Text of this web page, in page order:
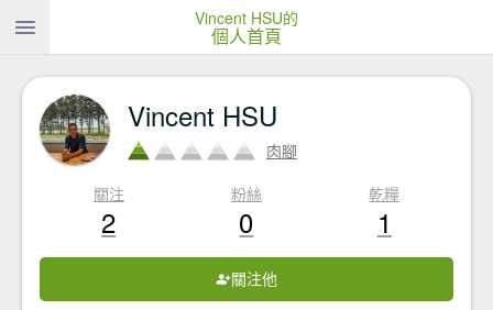
Vincent HSU的
個人首頁
Vincent HSU
肉腳
關注
2
粉絲
0
乾糧
1
關注他